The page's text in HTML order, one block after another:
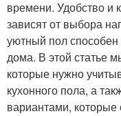
времени. Удобство и
зависят от выбора
уютный пол
дома. В этой статье
которые нужно
кухонного пола, а
вариантами,